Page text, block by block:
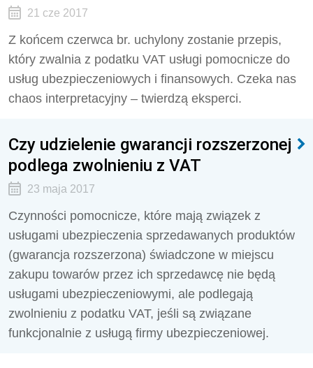
21 cze 2017
Z końcem czerwca br. uchylony zostanie przepis,
który zwalnia z podatku VAT usługi pomocnicze do
usług ubezpieczeniowych i finansowych. Czeka nas
chaos interpretacyjny – twierdzą eksperci.
Czy udzielenie gwarancji rozszerzonej
podlega zwolnieniu z VAT
23 maja 2017
Czynności pomocnicze, które mają związek z
usługami ubezpieczenia sprzedawanych produktów
(gwarancja rozszerzona) świadczone w miejscu
zakupu towarów przez ich sprzedawcę nie będą
usługami ubezpieczeniowymi, ale podlegają
zwolnieniu z podatku VAT, jeśli są związane
funkcjonalnie z usługą firmy ubezpieczeniowej.